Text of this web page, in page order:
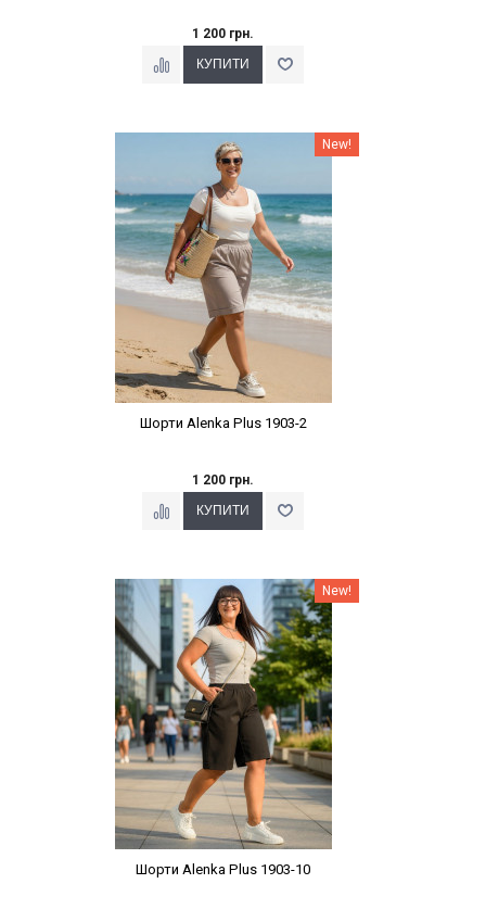
1 200 грн.
Наклейки Варіант з % New!
Шорти Alenka Plus 1903-2
1 200 грн.
Наклейки Варіант з % New!
Шорти Alenka Plus 1903-10